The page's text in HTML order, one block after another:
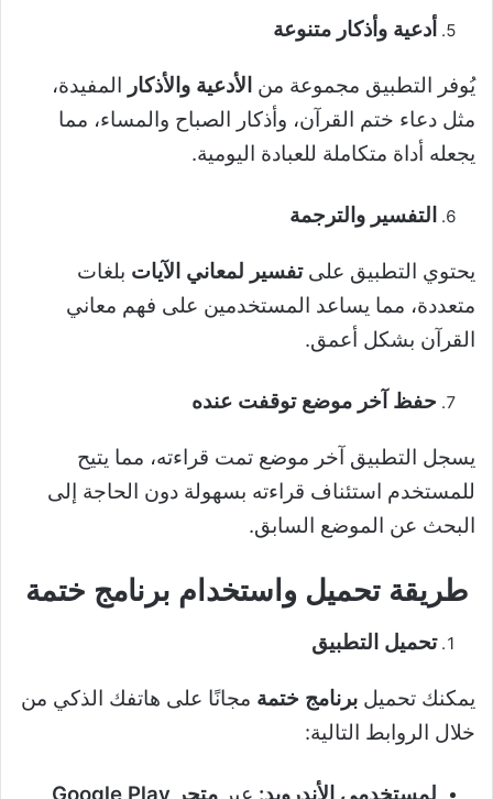
أدعية وأذكار متنوعة
يُوفر التطبيق مجموعة من الأدعية والأذكار المفيدة،
مثل دعاء ختم القرآن، وأذكار الصباح والمساء، مما
يجعله أداة متكاملة للعبادة اليومية.
التفسير والترجمة
يحتوي التطبيق علىتفسير لمعاني الآيات بلغات
متعددة، مما يساعد المستخدمين على فهم معاني
القرآن بشكل أعمق.
حفظ آخر موضع توقفت عنده
يسجل التطبيق آخر موضع تمت قراءته، مما يتيح
للمستخدم استئناف قراءته بسهولة دون الحاجة إلى
البحث عن الموضع السابق.
طريقة تحميل واستخدام برنامج ختمة
تحميل التطبيق
يمكنك تحميل برنامج ختمة مجانًا على هاتفك الذكي من
خلال الروابط التالية: